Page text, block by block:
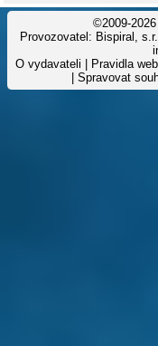
©2009-
Provozovatel: Bispiral,
O vydavateli
Pravidla
Spravovat